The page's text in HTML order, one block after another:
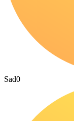
Sad0